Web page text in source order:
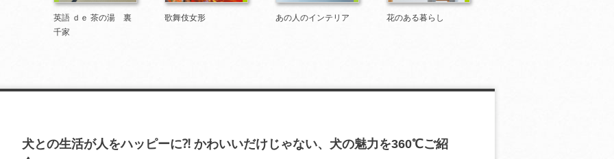
英語 ｄｅ 茶の湯 裏
千家
歌舞伎女形 あの人のインテリア 花のある暮らし
犬との生活が人をハッピーに⁈ かわいいだけじゃない、犬の魅力を360℃ご紹